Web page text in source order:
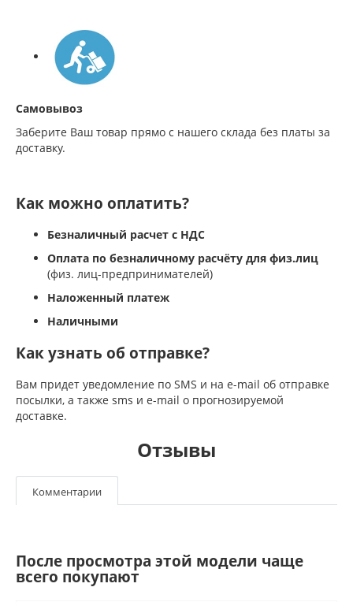
Самовывоз
Заберите Ваш товар прямо с нашего склада без платы за
доставку.
Как можно оплатить?
Безналичный расчет с НДС
Оплата по безналичному расчёту для физ.лиц
(физ. лиц-предпринимателей)
Наложенный платеж
Наличными
Как узнать об отправке?
Вам придет уведомление по SMS и на e-mail об отправке
посылки, а также sms и e-mail о прогнозируемой
доставке.
Отзывы
Комментарии
После просмотра этой модели чаще
всего покупают